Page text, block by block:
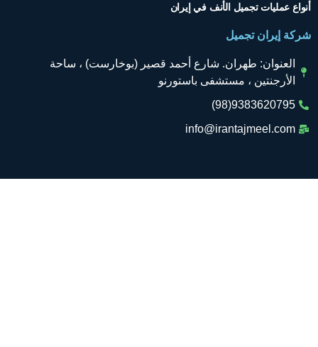
عمليات تجميل الأنف في إيران
إيران تجميل
العنوان: طهران. شارع أحمد قصير (بوخارست) ، ساحة
الأرجنتين ، مستشفى باستورنو
9383620795(98)
info@irantajmeel.com